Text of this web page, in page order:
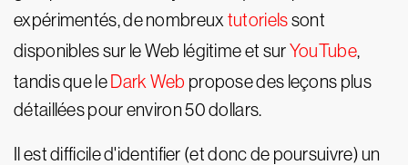
expérimentés, de nombreux tutorielssont
disponibles sur le Web légitime et surYouTube,
tandis que le Dark Web propose des leçons plus
détaillées pour environ 50 dollars.
Il est difficile d'identifier (et donc de poursuivre) un